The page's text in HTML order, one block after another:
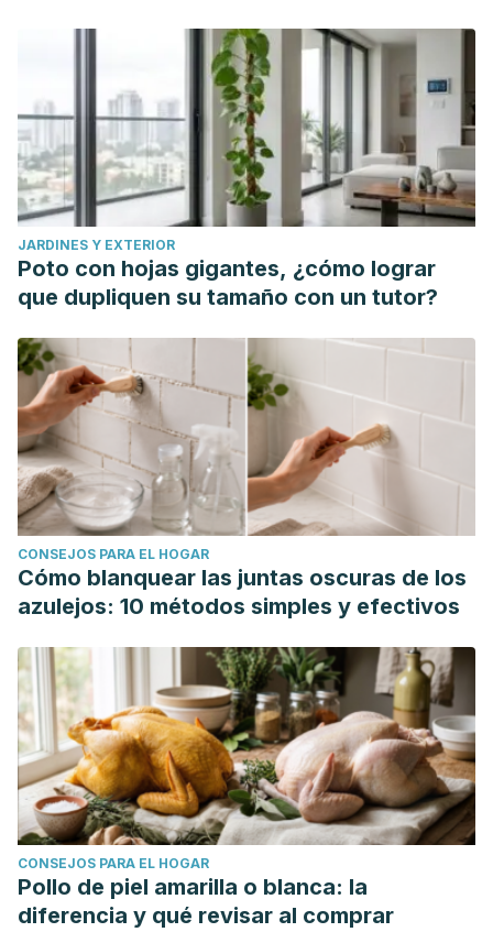
JARDINES Y EXTERIOR
Poto con hojas gigantes, ¿cómo lograr
que dupliquen su tamaño con un tutor?
CONSEJOS PARA EL HOGAR
Cómo blanquear las juntas oscuras de los
azulejos: 10 métodos simples y efectivos
CONSEJOS PARA EL HOGAR
Pollo de piel amarilla o blanca: la
diferencia y qué revisar al comprar